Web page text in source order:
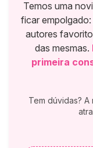
Temos uma
ficar
autores
das mesmas.
primeira
Tem dúvidas?